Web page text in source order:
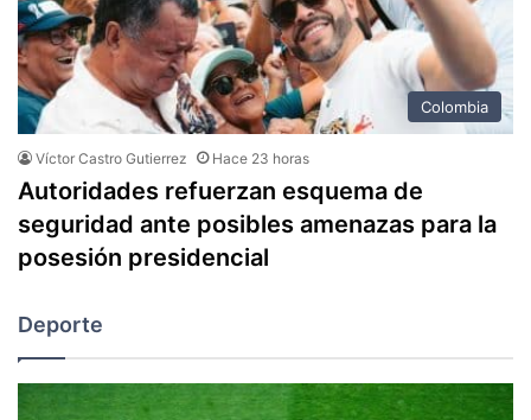
Colombia
Víctor Castro Gutierrez Hace 23 horas
Autoridades refuerzan esquema de
seguridad ante posibles amenazas para la
posesión presidencial
Deporte